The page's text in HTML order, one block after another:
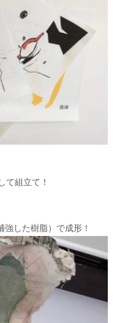
て組立て！
した樹脂）で成形！